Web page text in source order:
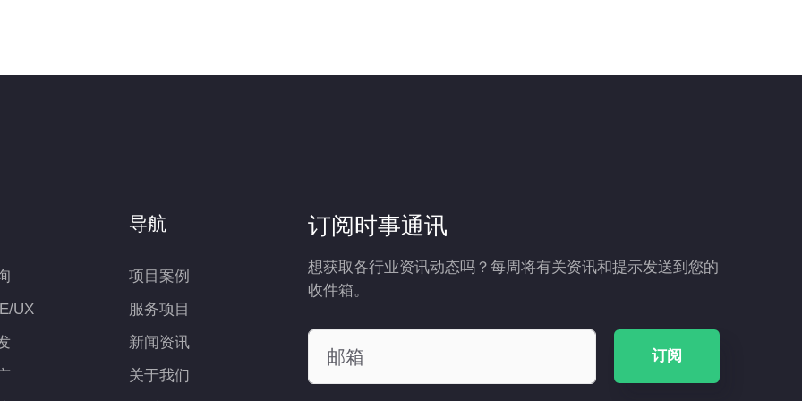
UX
导航
项目案例
服务项目
新闻资讯
关于我们
订阅时事通讯
想获取各行业资讯动态吗？每周将有关资讯和提示发送到您的
收件箱。
订阅